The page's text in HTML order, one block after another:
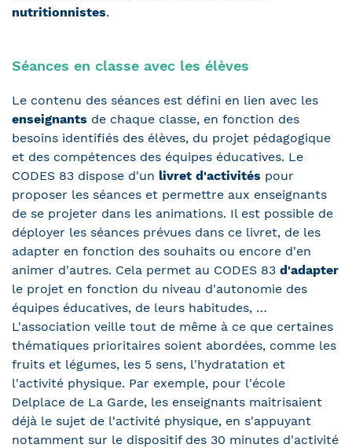
nutritionnistes.
Séances en classe avec les élèves
Le contenu des séances est défini en lien avec les
enseignants de chaque classe, en fonction des
besoins identifiés des élèves, du projet pédagogique
et des compétences des équipes éducatives. Le
CODES 83 dispose d'un livret d'activités pour
proposer les séances et permettre aux enseignants
de se projeter dans les animations. Il est possible de
déployer les séances prévues dans ce livret, de les
adapter en fonction des souhaits ou encore d'en
animer d'autres. Cela permet au CODES 83 d'adapter
le projet en fonction du niveau d'autonomie des
équipes éducatives, de leurs habitudes, …
L'association veille tout de même à ce que certaines
thématiques prioritaires soient abordées, comme les
fruits et légumes, les 5 sens, l'hydratation et
l'activité physique. Par exemple, pour l'école
Delplace de La Garde, les enseignants maitrisaient
déjà le sujet de l'activité physique, en s'appuyant
notamment sur le dispositif des 30 minutes d'activité